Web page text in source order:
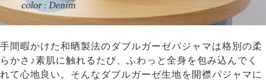
手間暇かけた和晒製法のダブルガーゼパジャマは格別の柔
らかさ♪素肌に触れるたび、ふわっと全身を包み込んでく
れて心地良い。そんなダブルガーゼ生地を開襟パジャマに